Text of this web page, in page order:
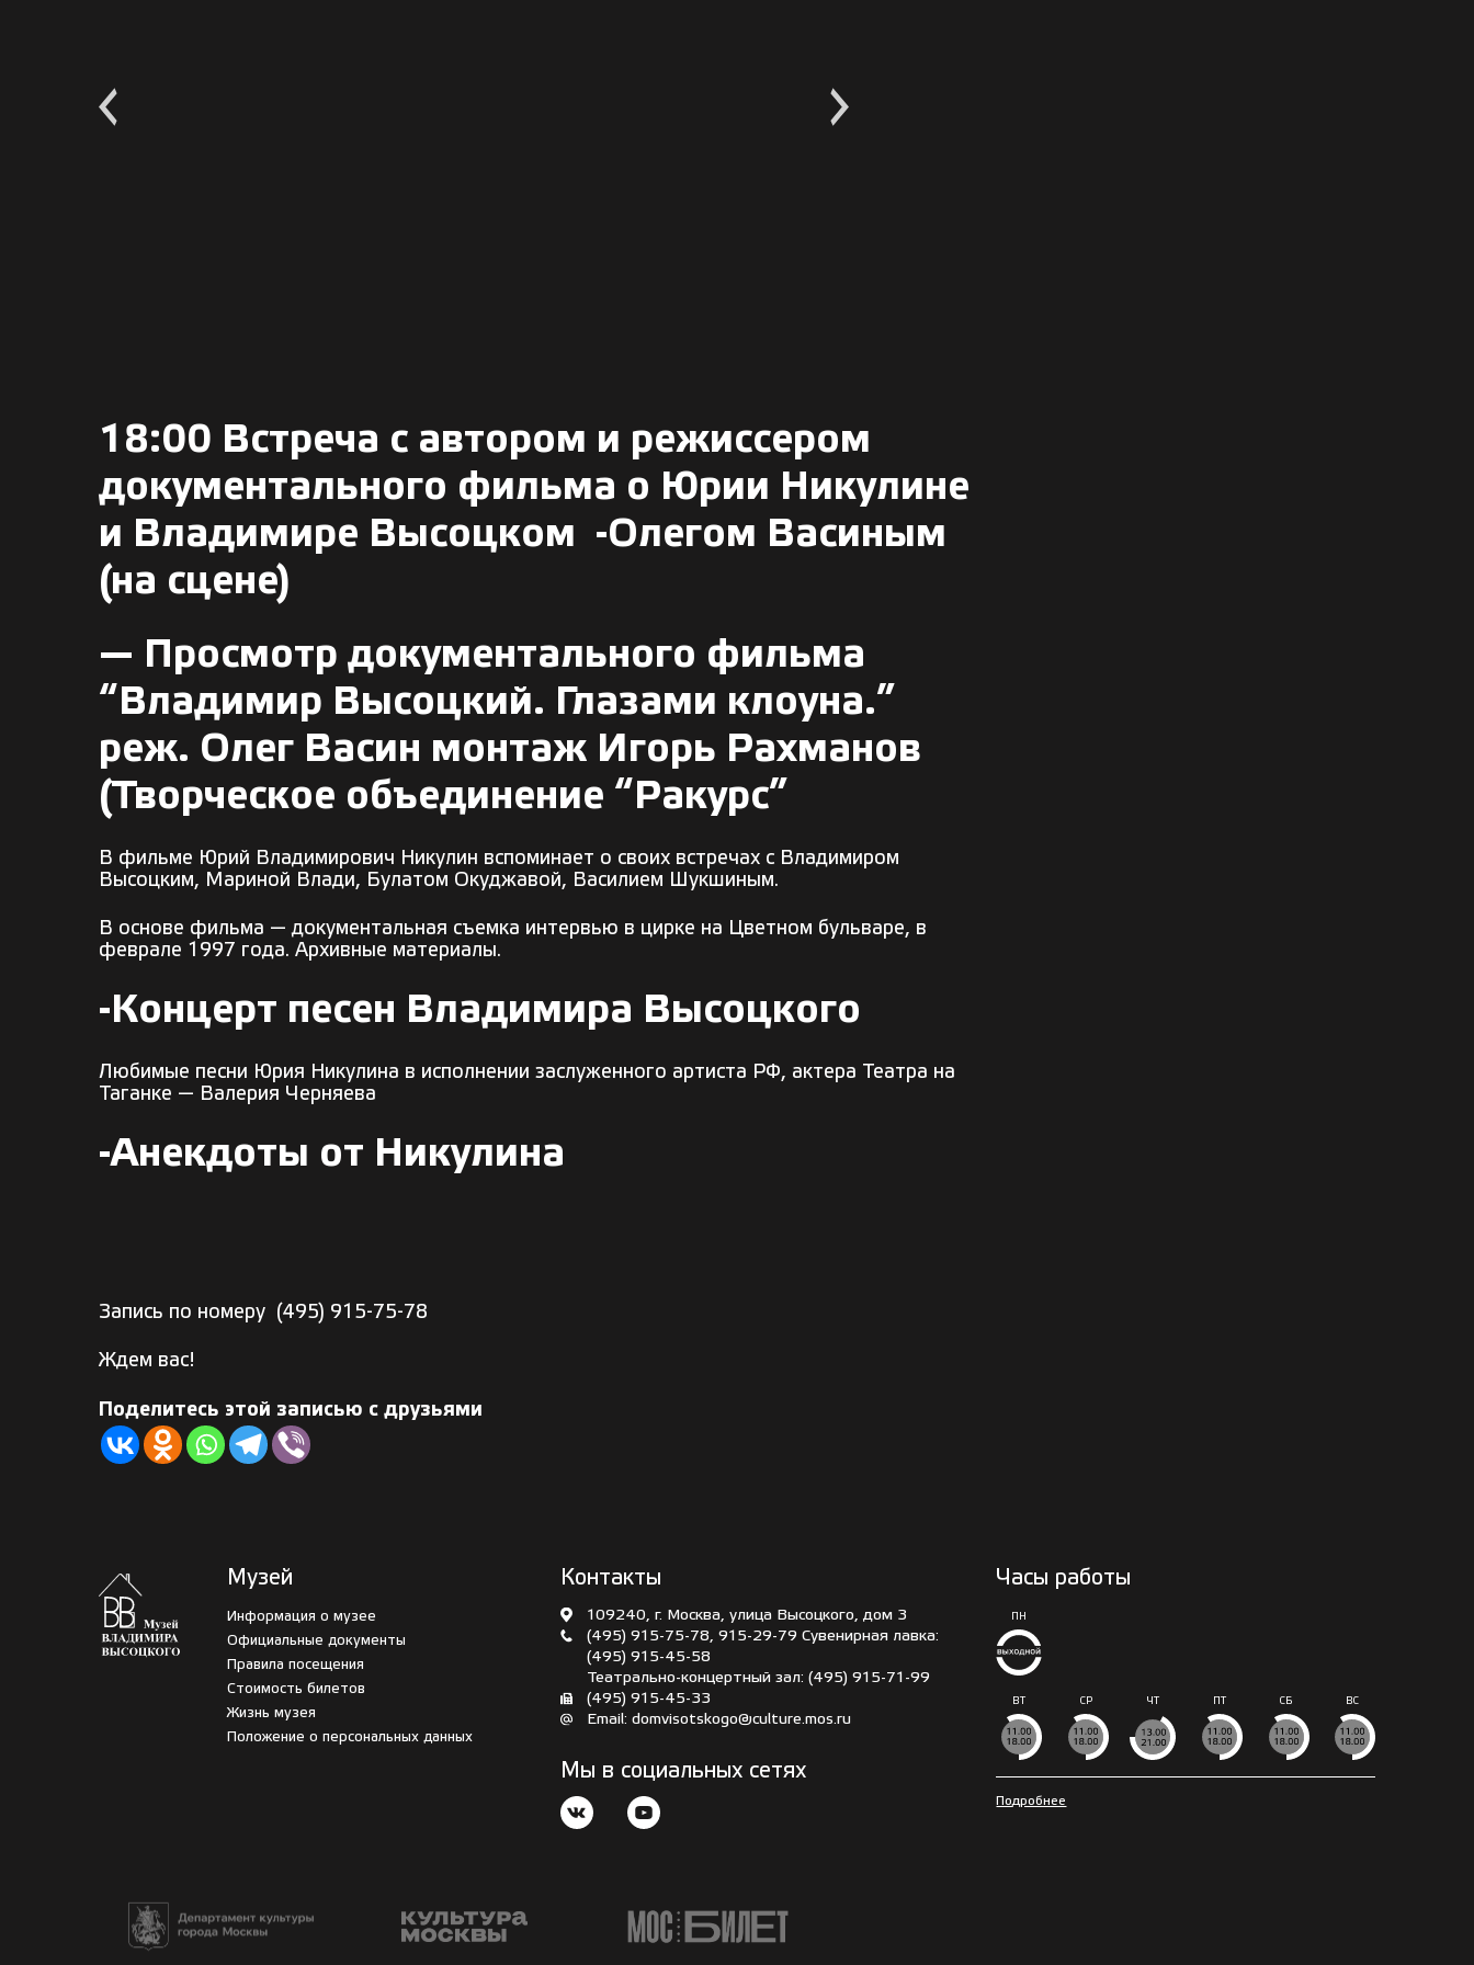
18:00 Встреча с автором и режиссером
документального фильма о Юрии Никулине
и Владимире Высоцком -Олегом Васиным
(на сцене)
— Просмотр документального фильма
“Владимир Высоцкий. Глазами клоуна.”
реж. Олег Васин монтаж Игорь Рахманов
(Творческое объединение “Ракурс”
В фильме Юрий Владимирович Никулин вспоминает о своих встречах с Владимиром
Высоцким, Мариной Влади, Булатом Окуджавой, Василием Шукшиным.
В основе фильма — документальная съемка интервью в цирке на Цветном бульваре, в
феврале 1997 года. Архивные материалы.
-Концерт песен Владимира Высоцкого
Любимые песни Юрия Никулина в исполнении заслуженного артиста РФ, актера Театра на
Таганке — Валерия Черняева
-Анекдоты от Никулина
Запись по номеру (495) 915-75-78
Ждем вас!
Поделитесь этой записью с друзьями
Музей
Информация о музее
Официальные документы
Правила посещения
Стоимость билетов
Жизнь музея
Положение о персональных данных
Контакты
109240, г. Москва, улица Высоцкого, дом 3
(495) 915-75-78, 915-29-79 Сувенирная лавка:
(495) 915-45-58
Театрально-концертный зал: (495) 915-71-99
(495) 915-45-33
Email: domvisotskogo@culture.mos.ru
Мы в социальных сетях
Часы работы
ПН
ВТ СР ЧТ СБ ВС
Подробнее